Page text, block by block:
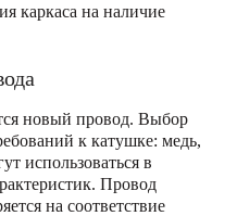
каркаса на наличие
новый провод. Выбор
к катушке: медь,
использоваться в
Провод
на соответствие